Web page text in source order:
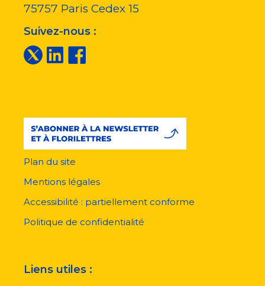
75757 Paris Cedex 15
Suivez-nous :
pied
page
Plan du site
Mentions légales
Accessibilité : partiellement conforme
Politique de confidentialité
Liens utiles :